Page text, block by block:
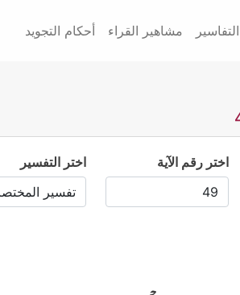
التفاسير مشاهير القراء أحكام التجويد
اختر رقم الآية اختر التفسير